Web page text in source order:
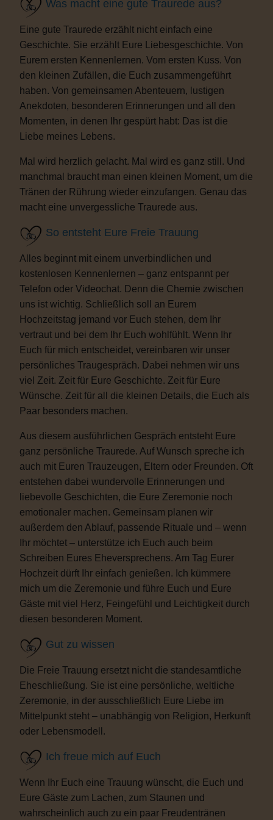
Was macht eine gute Traurede aus?
Eine gute Traurede erzählt nicht einfach eine
Geschichte. Sie erzählt Eure Liebesgeschichte. Von
Eurem ersten Kennenlernen. Vom ersten Kuss. Von
den kleinen Zufällen, die Euch zusammengeführt
haben. Von gemeinsamen Abenteuern, lustigen
Anekdoten, besonderen Erinnerungen und all den
Momenten, in denen Ihr gespürt habt: Das ist die
Liebe meines Lebens.
Mal wird herzlich gelacht. Mal wird es ganz still. Und
manchmal braucht man einen kleinen Moment, um die
Tränen der Rührung wieder einzufangen. Genau das
macht eine unvergessliche Traurede aus.
So entsteht Eure Freie Trauung
Alles beginnt mit einem unverbindlichen und
kostenlosen Kennenlernen – ganz entspannt per
Telefon oder Videochat. Denn die Chemie zwischen
uns ist wichtig. Schließlich soll an Eurem
Hochzeitstag jemand vor Euch stehen, dem Ihr
vertraut und bei dem Ihr Euch wohlfühlt. Wenn Ihr
Euch für mich entscheidet, vereinbaren wir unser
persönliches Traugespräch. Dabei nehmen wir uns
viel Zeit. Zeit für Eure Geschichte. Zeit für Eure
Wünsche. Zeit für all die kleinen Details, die Euch als
Paar besonders machen.
Aus diesem ausführlichen Gespräch entsteht Eure
ganz persönliche Traurede. Auf Wunsch spreche ich
auch mit Euren Trauzeugen, Eltern oder Freunden. Oft
entstehen dabei wundervolle Erinnerungen und
liebevolle Geschichten, die Eure Zeremonie noch
emotionaler machen. Gemeinsam planen wir
außerdem den Ablauf, passende Rituale und – wenn
Ihr möchtet – unterstütze ich Euch auch beim
Schreiben Eures Eheversprechens. Am Tag Eurer
Hochzeit dürft Ihr einfach genießen. Ich kümmere
mich um die Zeremonie und führe Euch und Eure
Gäste mit viel Herz, Feingefühl und Leichtigkeit durch
diesen besonderen Moment.
Gut zu wissen
Die Freie Trauung ersetzt nicht die standesamtliche
Eheschließung. Sie ist eine persönliche, weltliche
Zeremonie, in der ausschließlich Eure Liebe im
Mittelpunkt steht – unabhängig von Religion, Herkunft
oder Lebensmodell.
Ich freue mich auf Euch
Wenn Ihr Euch eine Trauung wünscht, die Euch und
Eure Gäste zum Lachen, zum Staunen und
wahrscheinlich auch zu ein paar Freudentränen